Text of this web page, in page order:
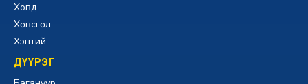
Ховд
Хөвсгөл
Хэнтий
ДҮҮРЭГ